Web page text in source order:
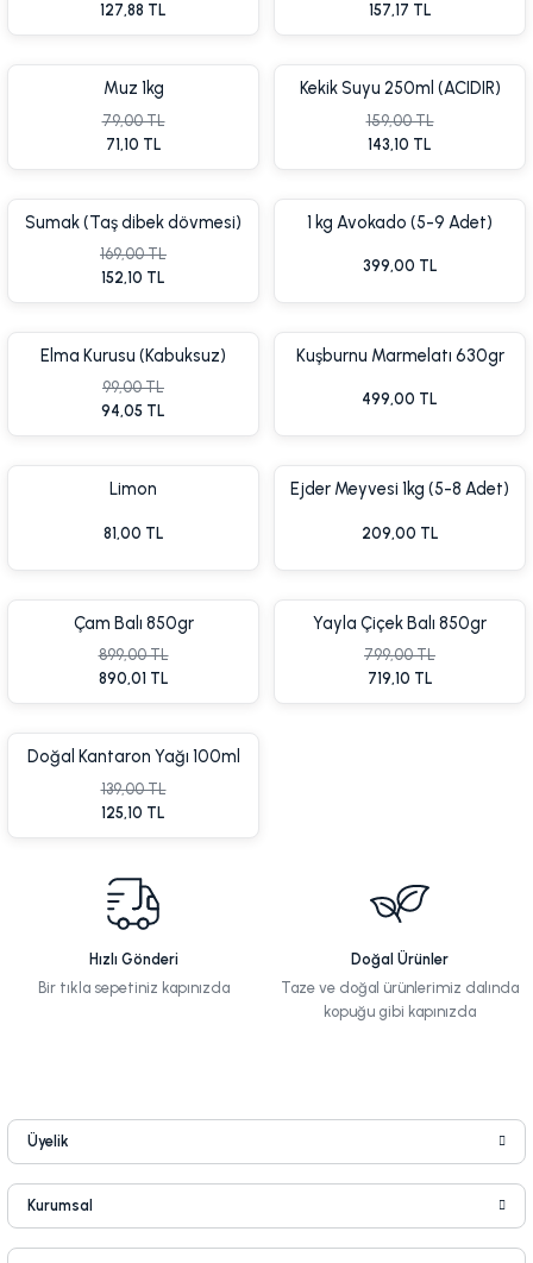
127,88 TL
%7
157,17 TL
Muz 1kg
79,00 TL
71,10 TL
Kekik Suyu 250ml (ACIDIR)
159,00 TL
143,10 TL
Sumak (Taş dibek dövmesi)
100gr
169,00 TL
152,10 TL
1 kg Avokado (5-9 Adet)
399,00 TL
Elma Kurusu (Kabuksuz)
99,00 TL
94,05 TL
Kuşburnu Marmelatı 630gr
499,00 TL
Limon
81,00 TL
Ejder Meyvesi 1kg (5-8 Adet)
209,00 TL
Çam Balı 850gr
899,00 TL
890,01 TL
Yayla Çiçek Balı 850gr
799,00 TL
719,10 TL
Doğal Kantaron Yağı 100ml
(Hypericum perforatum)
139,00 TL
125,10 TL
Hızlı Gönderi
Bir tıkla sepetiniz kapınızda
Doğal Ürünler
Taze ve doğal ürünlerimiz dalında
kopuğu gibi kapınızda
Üyelik
Kurumsal